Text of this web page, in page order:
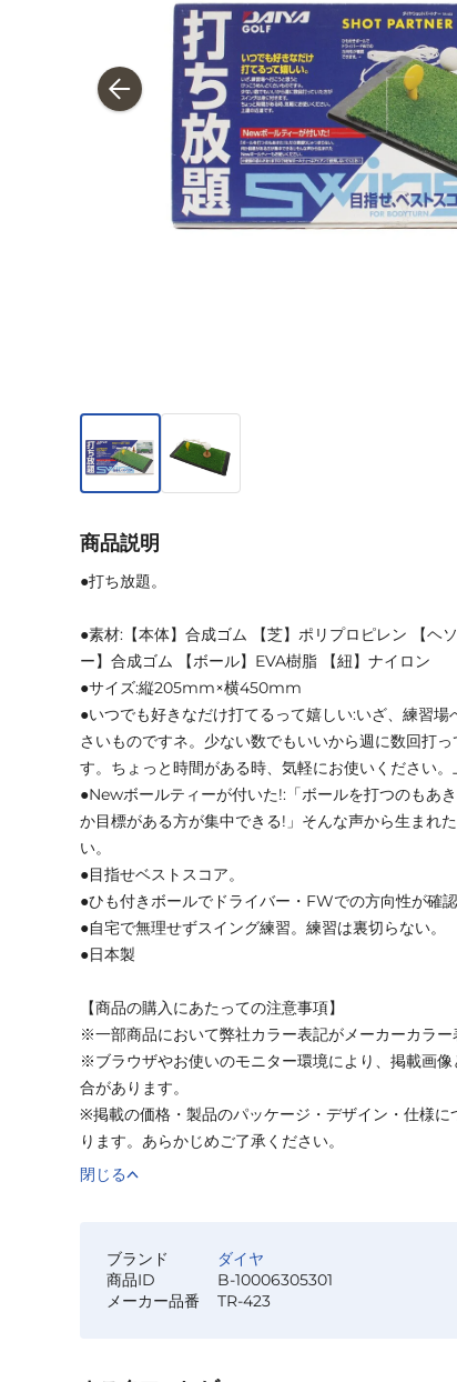
商品説明
●打ち放題。
●素材:【本体】合成ゴム 【芝】ポリプロピレン 【ヘ
ー】合成ゴム 【ボール】EVA樹脂 【紐】ナイロン
●サイズ:縦205mm×横450mm
●いつでも好きなだけ打てるって嬉しい:いざ、練習場
さいものですネ。少ない数でもいいから週に数回打
す。ちょっと時間がある時、気軽にお使いください。
●Newボールティーが付いた!:「ボールを打つのもあ
か目標がある方が集中できる!」そんな声から生まれ
い。
●目指せベストスコア。
●ひも付きボールでドライバー・FWでの方向性が確認
●自宅で無理せずスイング練習。練習は裏切らない。
●日本製
【商品の購入にあたっての注意事項】
※一部商品において弊社カラー表記がメーカーカラー
※ブラウザやお使いのモニター環境により、掲載画
合があります。
※掲載の価格・製品のパッケージ・デザイン・仕様に
ります。あらかじめご了承ください。
閉じる
ブランド
ダイヤ
商品ID
B-10006305301
メーカー品番
TR-423